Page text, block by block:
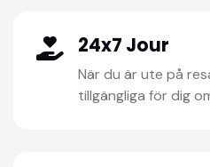
24x7 Jour
När du är ute på
tillgängliga för dig